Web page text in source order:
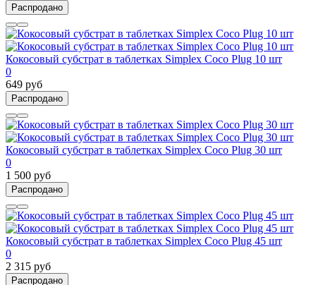
Распродано
Кокосовый субстрат в таблетках Simplex Coco Plug 10 шт
0
649 руб
Распродано
Кокосовый субстрат в таблетках Simplex Coco Plug 30 шт
0
1 500 руб
Распродано
Кокосовый субстрат в таблетках Simplex Coco Plug 45 шт
0
2 315 руб
Распродано